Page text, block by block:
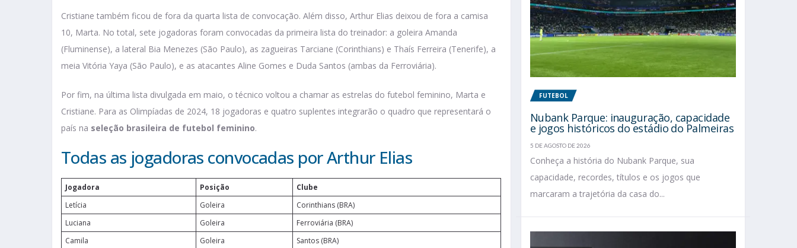
Cristiane também ficou de fora da quarta lista de convocação. Além disso, Arthur Elias deixou de fora a camisa
10, Marta. No total, sete jogadoras foram convocadas da primeira lista do treinador: a goleira Amanda
(Fluminense), a lateral Bia Menezes (São Paulo), as zagueiras Tarciane (Corinthians) e Thaís Ferreira (Tenerife), a
meia Vitória Yaya (São Paulo), e as atacantes Aline Gomes e Duda Santos (ambas da Ferroviária).
Por fim, na última lista divulgada em maio, o técnico voltou a chamar as estrelas do futebol feminino, Marta e
Cristiane. Para as Olimpíadas de 2024, 18 jogadoras e quatro suplentes integrarão o quadro que representará o
país na seleção brasileira de futebol feminino.
Todas as jogadoras convocadas por Arthur Elias
Jogadora Posição
Clube
Letícia
Goleira
Corinthians (BRA)
Luciana
Goleira
Ferroviária (BRA)
Camila
Goleira
Santos (BRA)
FUTEBOL
Nubank Parque: inauguração, capacidade
e jogos históricos do estádio do Palmeiras
5 DE AGOSTO DE 2026
Conheça a história do Nubank Parque, sua
capacidade, recordes, títulos e os jogos que
marcaram a trajetória da casa do...